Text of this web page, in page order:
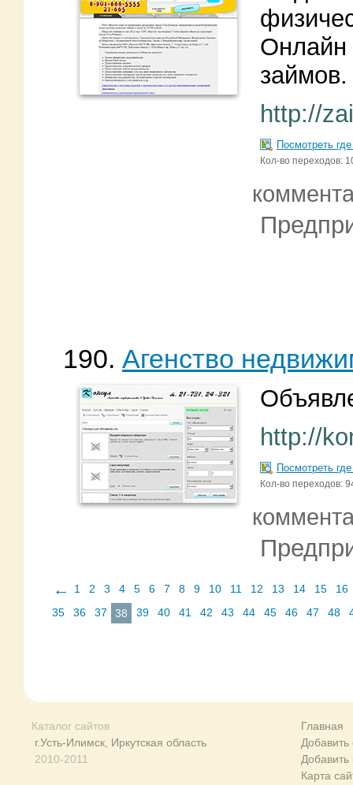
Онлайн
http://
Посмотреть
Кол-во переходов:
190. Агенство
http://
Посмотреть
Кол-во переходов:
← 1 2 3 4 5 6 7 8 9 10 11 12 13 14 15
16
35
36 37 38 39 40 41 42 43 44 45 46 47 48
Каталог сайтов
г.Усть-Илимск, Иркутская область
2010-2011
Главная
Добавить
Карта